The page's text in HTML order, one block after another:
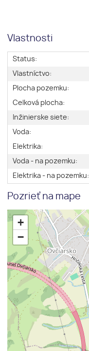
Vlastnosti
Status:
Vlastníctvo:
Plocha pozemku:
Celková plocha:
Inžinierske siete:
Voda:
Elektrika:
Voda - na pozemku:
Elektrika - na pozemku:
Pozrieť na mape
+
−